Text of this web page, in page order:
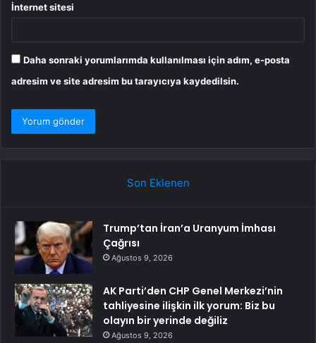
İnternet sitesi
Daha sonraki yorumlarımda kullanılması için adım, e-posta
adresim ve site adresim bu tarayıcıya kaydedilsin.
Son Eklenen
Trump’tan İran’a Uranyum İmhası
Çağrısı
Ağustos 9, 2026
AK Parti’den CHP Genel Merkezi’nin
tahliyesine ilişkin ilk yorum: Biz bu
olayın bir yerinde değiliz
Ağustos 9, 2026